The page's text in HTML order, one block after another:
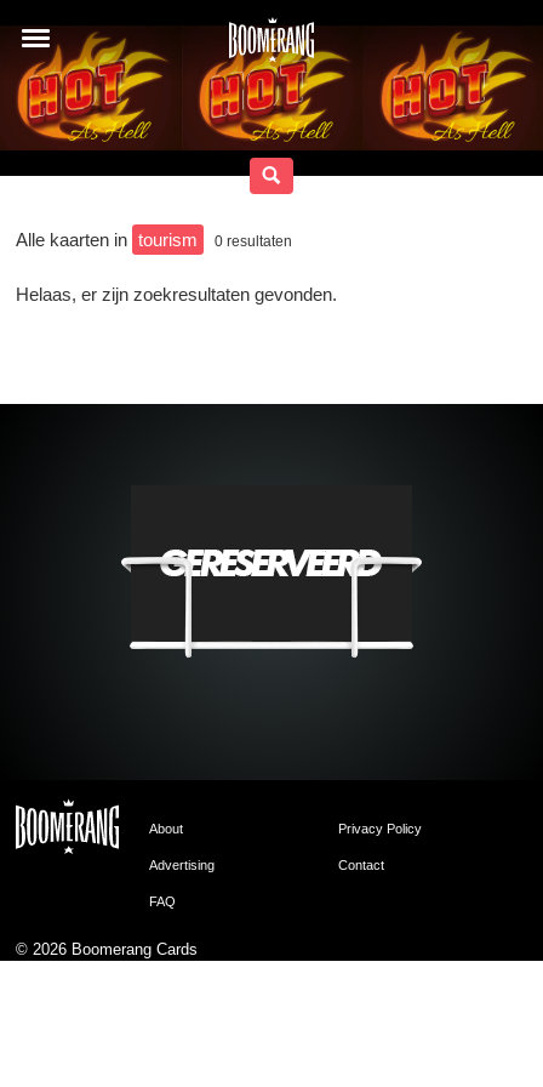
Alle kaarten in tourism 0 resultaten
Helaas, er zijn zoekresultaten gevonden.
About Privacy Policy
Advertising Contact
FAQ
© 2026 Boomerang Cards